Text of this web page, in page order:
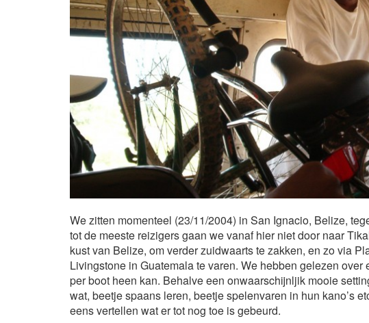
We zitten momenteel (23/11/2004) in San Ignacio, Belize,
tot de meeste reizigers gaan we vanaf hier niet door naar
kust van Belize, om verder zuidwaarts te zakken, en zo via
Livingstone in Guatemala te varen. We hebben gelezen
per boot heen kan. Behalve een onwaarschijnljik mooie
wat, beetje spaans leren, beetje spelenvaren in hun kano’s
eens vertellen wat er tot nog toe is gebeurd.